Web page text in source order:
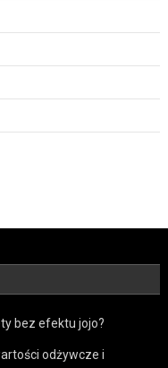
bez efektu jojo?
odżywcze i